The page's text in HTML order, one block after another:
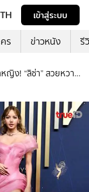
TH
เข้าสู่ระบบ
ร ข่าวหนัง รี
หญิง! “ลิซ่า” สวยหวาน